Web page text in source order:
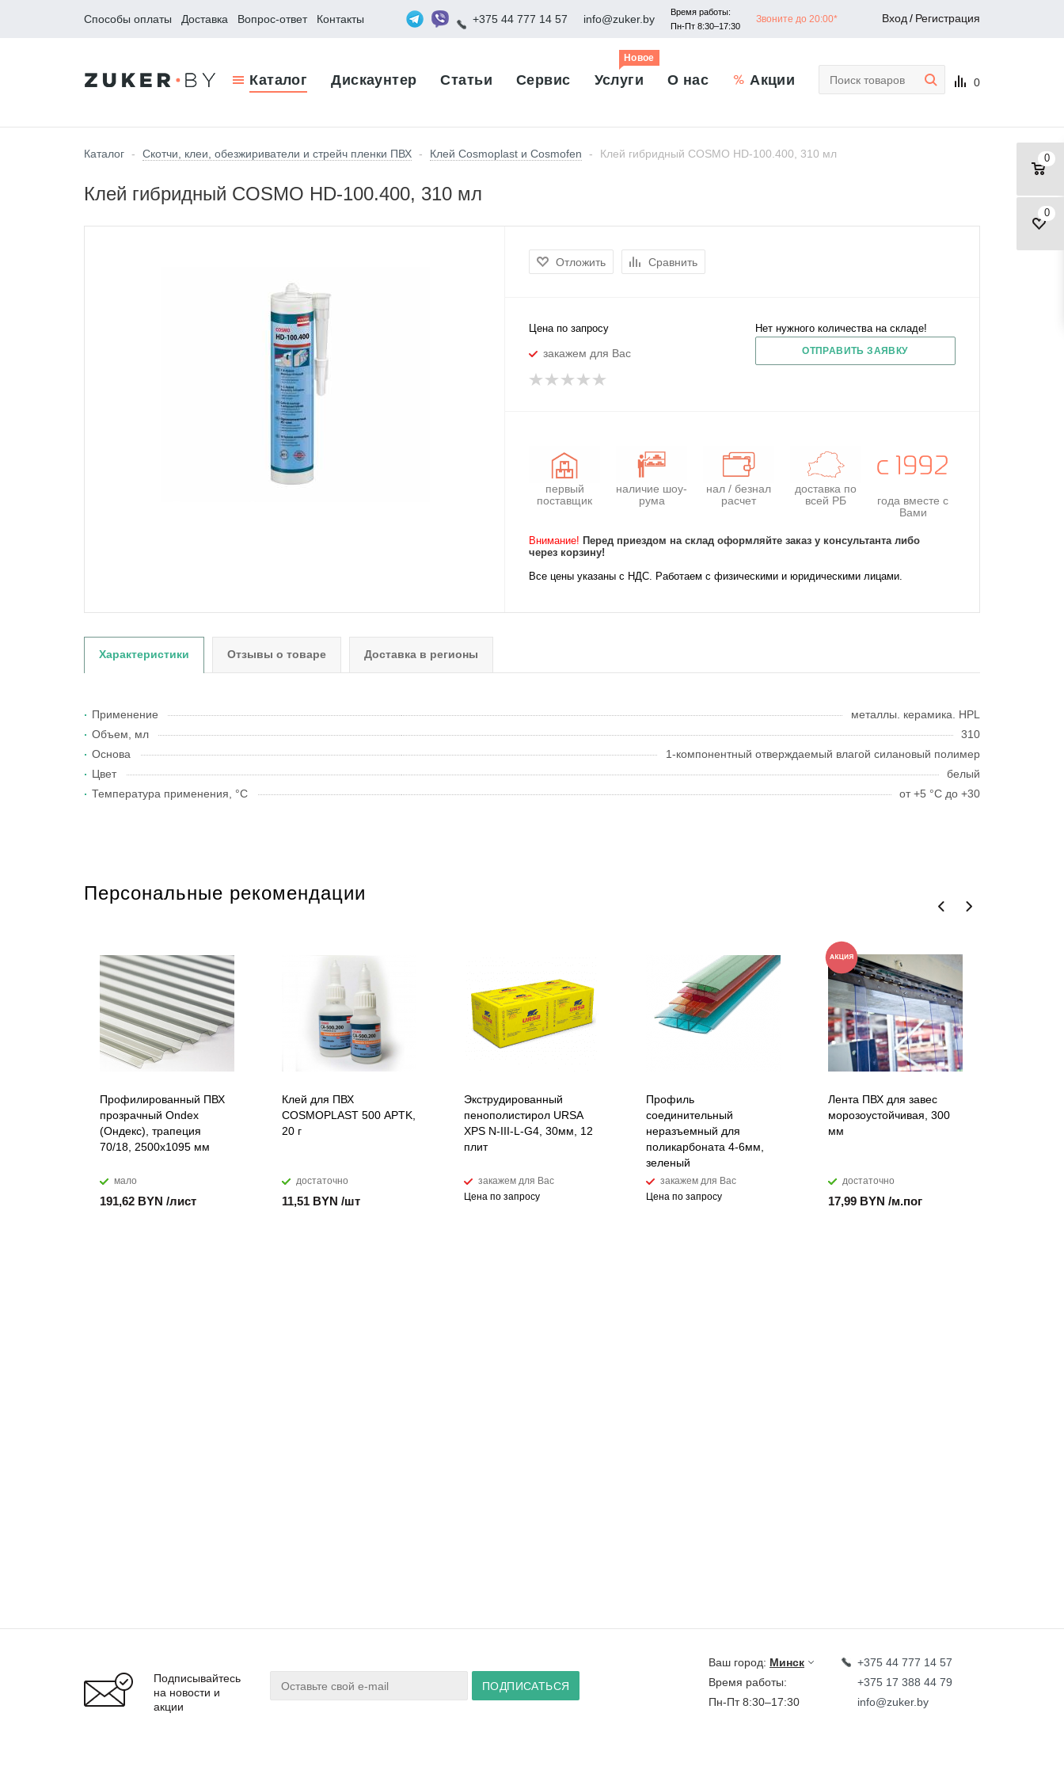
Способы оплаты Доставка Вопрос-ответ Контакты +375 44 777 14 57 info@zuker.by
Время работы:
Пн-Пт 8:30–17:30
Звоните до 20:00* Вход / Регистрация
Каталог Дискаунтер Статьи Сервис Услуги
Новое
О нас Акции 0
0
0
Каталог - Скотчи, клеи, обезжириватели и стрейч пленки ПВХ - Клей Cosmoplast и Cosmofen - Клей гибридный COSMO HD-100.400, 310 мл
Клей гибридный COSMO HD-100.400, 310 мл
Отложить Сравнить
Цена по запросу
закажем для Вас
Нет нужного количества на складе!
ОТПРАВИТЬ ЗАЯВКУ
первый
поставщик
наличие шоу-
рума
нал / безнал
расчет
доставка по
всей РБ
года вместе с
Вами
Внимание! Перед приездом на склад оформляйте заказ у консультанта либо
через корзину!
Все цены указаны с НДС. Работаем с физическими и юридическими лицами.
Характеристики Отзывы о товаре Доставка в регионы
Применение
металлы. керамика. HPL
Объем, мл
310
Основа
1-компонентный отверждаемый влагой силановый полимер
Цвет
белый
Температура применения, °С
от +5 °C до +30
Персональные рекомендации
Профилированный ПВХ
прозрачный Ondex
(Ондекс), трапеция
70/18, 2500х1095 мм
мало
191,62 BYN /лист
Клей для ПВХ
COSMOPLAST 500 APTK,
20 г
достаточно
11,51 BYN /шт
Экструдированный
пенополистирол URSA
XPS N-III-L-G4, 30мм, 12
плит
закажем для Вас
Цена по запросу
Профиль
соединительный
неразъемный для
поликарбоната 4-6мм,
зеленый
закажем для Вас
Цена по запросу
Лента ПВХ для завес
морозоустойчивая, 300
мм
достаточно
17,99 BYN /м.пог
Подписывайтесь
на новости и
акции
Ваш город: Минск
Время работы:
Пн-Пт 8:30–17:30
+375 44 777 14 57
+375 17 388 44 79
info@zuker.by